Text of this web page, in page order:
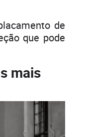
de
que pode
mais